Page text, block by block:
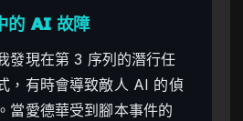
的 AI 故障
發現在第 3 序列的潛行任
，有時會導致敵人 AI 的偵
當愛德華受到腳本事件的